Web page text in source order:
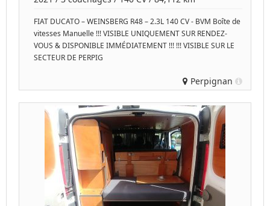
FIAT DUCATO – WEINSBERG R48 – 2.3L 140 CV - BVM Boîte de
vitesses Manuelle !!! VISIBLE UNIQUEMENT SUR RENDEZ-
VOUS & DISPONIBLE IMMÉDIATEMENT !!! !!! VISIBLE SUR LE
SECTEUR DE PERPIG
Perpignan